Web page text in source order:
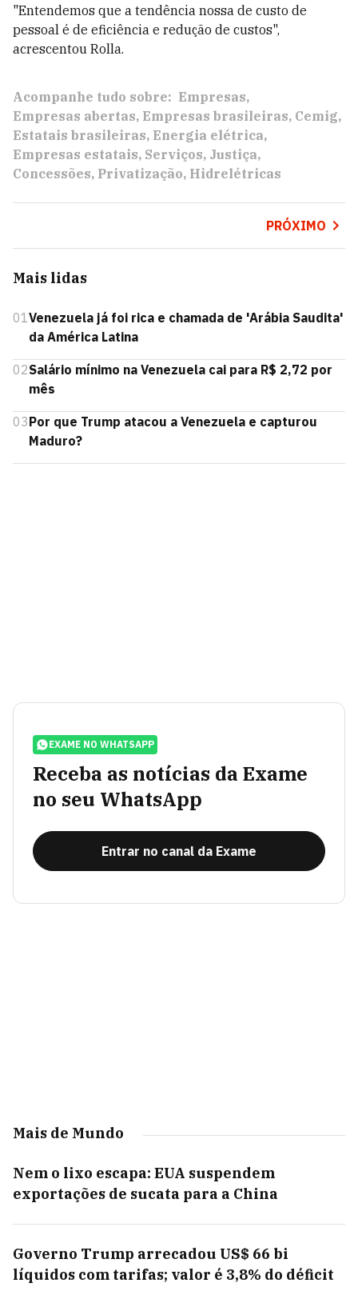
"Entendemos que a tendência nossa de custo de
pessoal é de eficiência e redução de custos",
acrescentou Rolla.
Acompanhe tudo sobre: Empresas
Empresas abertas Empresas brasileiras Cemig
Estatais brasileiras Energia elétrica
Empresas estatais Serviços Justiça
Concessões Privatização Hidrelétricas
PRÓXIMO
Mais lidas
01Venezuela já foi rica e chamada de 'Arábia Saudita'
da América Latina
02Salário mínimo na Venezuela cai para R$ 2,72 por
mês
03Por que Trump atacou a Venezuela e capturou
Maduro?
EXAME NO WHATSAPP
Receba as notícias da Exame
no seu WhatsApp
Entrar no canal da Exame
Mais de Mundo
Nem o lixo escapa: EUA suspendem
exportações de sucata para a China
Governo Trump arrecadou US$ 66 bi
líquidos com tarifas; valor é 3,8% do déficit